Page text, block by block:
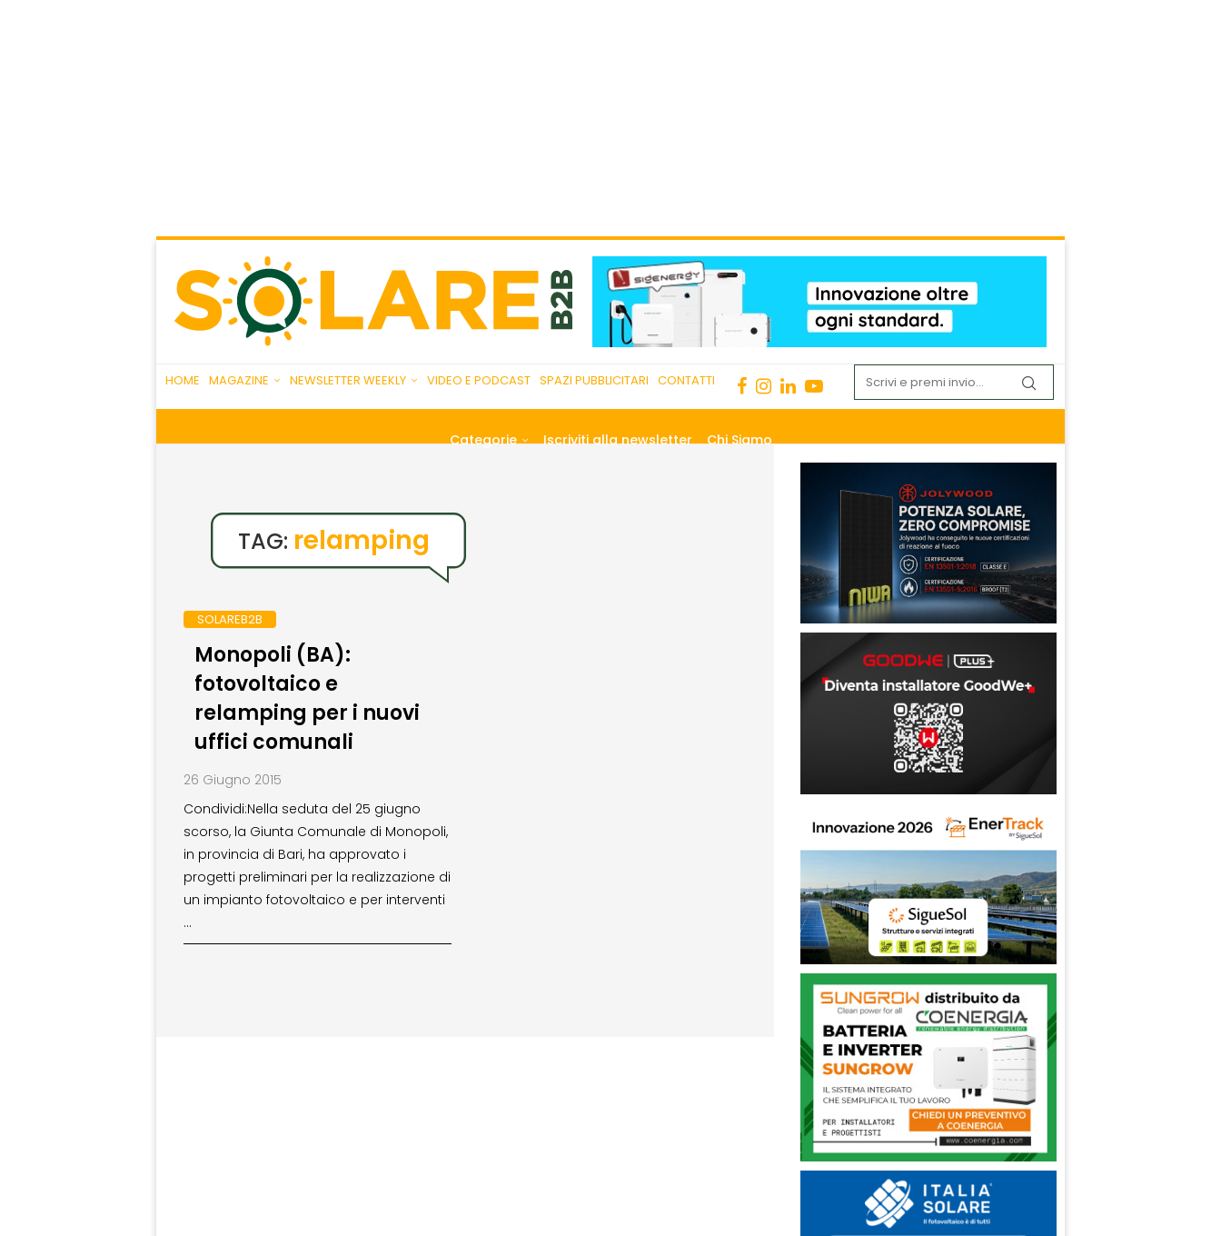
HOME MAGAZINE NEWSLETTER WEEKLY VIDEO E PODCAST SPAZI PUBBLICITARI CONTATTI
Categorie Iscriviti alla newsletter Chi Siamo
TAG: relamping
SOLAREB2B
Monopoli (BA):
fotovoltaico e
relamping per i nuovi
uffici comunali
26 Giugno 2015
Condividi:Nella seduta del 25 giugno
scorso, la Giunta Comunale di Monopoli,
in provincia di Bari, ha approvato i
progetti preliminari per la realizzazione di
un impianto fotovoltaico e per interventi
…